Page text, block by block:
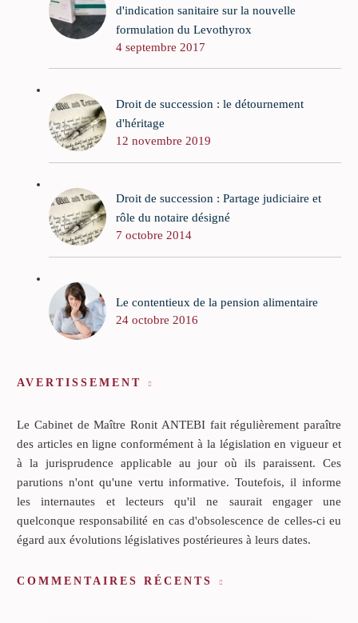
d'indication sanitaire sur la nouvelle
formulation du Levothyrox
4 septembre 2017
Droit de succession : le détournement
d'héritage
12 novembre 2019
Droit de succession : Partage judiciaire et
rôle du notaire désigné
7 octobre 2014
Le contentieux de la pension alimentaire
24 octobre 2016
AVERTISSEMENT
Le Cabinet de Maître Ronit ANTEBI fait régulièrement paraître
des articles en ligne conformément à la législation en vigueur et
à la jurisprudence applicable au jour où ils paraissent. Ces
parutions n'ont qu'une vertu informative. Toutefois, il informe
les internautes et lecteurs qu'il ne saurait engager une
quelconque responsabilité en cas d'obsolescence de celles-ci eu
égard aux évolutions législatives postérieures à leurs dates.
COMMENTAIRES RÉCENTS